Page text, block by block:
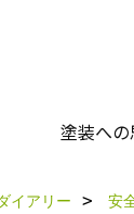
塗装への
イアリー 安